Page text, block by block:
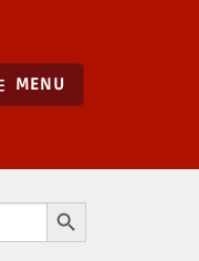
MENU
ZOEKKNOP